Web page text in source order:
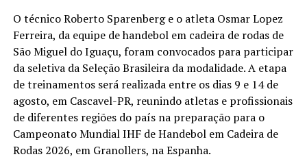
O técnico Roberto Sparenberg e o atleta Osmar Lopez
Ferreira, da equipe de handebol em cadeira de rodas de
São Miguel do Iguaçu, foram convocados para participar
da seletiva da Seleção Brasileira da modalidade. A etapa
de treinamentos será realizada entre os dias 9 e 14 de
agosto, em Cascavel-PR, reunindo atletas e profissionais
de diferentes regiões do país na preparação para o
Campeonato Mundial IHF de Handebol em Cadeira de
Rodas 2026, em Granollers, na Espanha.